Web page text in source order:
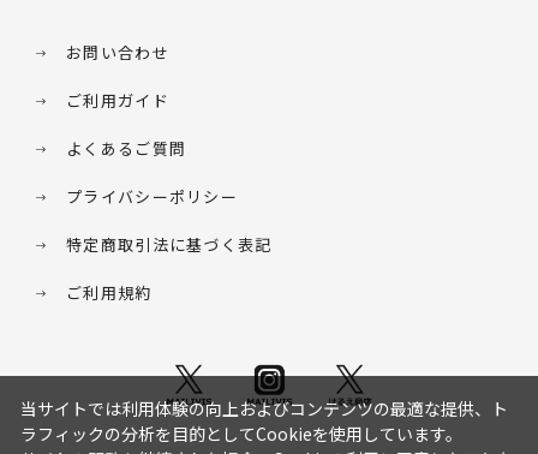
お問い合わせ
ご利用ガイド
よくあるご質問
プライバシーポリシー
特定商取引法に基づく表記
ご利用規約
当サイトでは利用体験の向上およびコンテンツの最適な提供、ト
ラフィックの分析を目的としてCookieを使用しています。